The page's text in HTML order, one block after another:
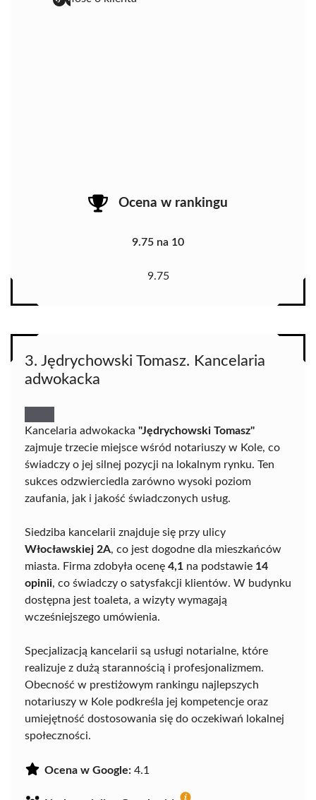
Ocena w rankingu
9.75 na 10
9.75
3. Jędrychowski Tomasz. Kancelaria
adwokacka
Kancelaria adwokacka "Jędrychowski Tomasz"
zajmuje trzecie miejsce wśród notariuszy w Kole, co
świadczy o jej silnej pozycji na lokalnym rynku. Ten
sukces odzwierciedla zarówno wysoki poziom
zaufania, jak i jakość świadczonych usług.
Siedziba kancelarii znajduje się przy ulicy
Włocławskiej 2A, co jest dogodne dla mieszkańców
miasta. Firma zdobyła ocenę 4,1 na podstawie 14
opinii, co świadczy o satysfakcji klientów. W budynku
dostępna jest toaleta, a wizyty wymagają
wcześniejszego umówienia.
Specjalizacją kancelarii są usługi notarialne, które
realizuje z dużą starannością i profesjonalizmem.
Obecność w prestiżowym rankingu najlepszych
notariuszy w Kole podkreśla jej kompetencje oraz
umiejętność dostosowania się do oczekiwań lokalnej
społeczności.
Ocena w Google: 4.1